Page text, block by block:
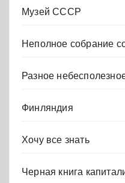
Музей СССР
Неполное собрание
Разное
Финляндия
Хочу все знать
Черная книга